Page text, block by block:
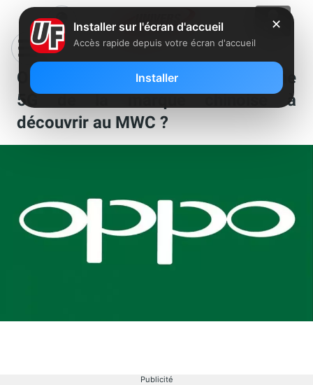
Oppo Find Z : premier smartphone
5G de la marque chinoise à
découvrir au MWC ?
Publicité
✕
Installer sur l'écran d'accueil
Accès rapide depuis votre écran d'accueil
Installer